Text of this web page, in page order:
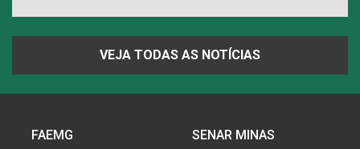
VEJA TODAS AS NOTÍCIAS
FAEMG SENAR MINAS